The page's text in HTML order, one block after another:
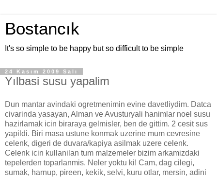
Bostancık
It's so simple to be happy but so difficult to be simple
24 Kasım 2009 Salı
Yılbasi susu yapalim
Dun mantar avindaki ogretmenimin evine davetliydim. Datca
civarinda yasayan, Alman ve Avusturyali hanimlar noel susu
hazirlamak icin biraraya gelmisler, ben de gittim. 2 cesit sus
yapildi. Biri masa ustune konmak uzerine mum cevresine
celenk, digeri de duvara/kapiya asilmak uzere celenk.
Celenk icin kullanilan tum malzemeler bizim arkamizdaki
tepelerden toparlanmis. Neler yoktu ki! Cam, dag cilegi,
sumak, harnup, pireen, kekik, selvi, kuru otlar, mersin, adini